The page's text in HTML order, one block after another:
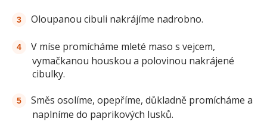
Oloupanou cibuli nakrájíme nadrobno.
V míse promícháme mleté maso s vejcem,
vymačkanou houskou a polovinou nakrájené
cibulky.
Směs osolíme, opepříme, důkladně promícháme a
naplníme do paprikových lusků.